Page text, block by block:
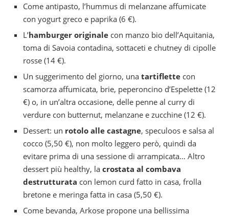
Come antipasto, l’hummus di melanzane affumicate
con yogurt greco e paprika (6 €).
L’hamburger originale con manzo bio dell’Aquitania,
toma di Savoia contadina, sottaceti e chutney di cipolle
rosse (14 €).
Un suggerimento del giorno, una tartiflette con
scamorza affumicata, brie, peperoncino d’Espelette (12
€) o, in un’altra occasione, delle penne al curry di
verdure con butternut, melanzane e zucchine (12 €).
Dessert: un rotolo alle castagne, speculoos e salsa al
cocco (5,50 €), non molto leggero però, quindi da
evitare prima di una sessione di arrampicata… Altro
dessert più healthy, la crostata al combava
destrutturata con lemon curd fatto in casa, frolla
bretone e meringa fatta in casa (5,50 €).
Come bevanda, Arkose propone una bellissima